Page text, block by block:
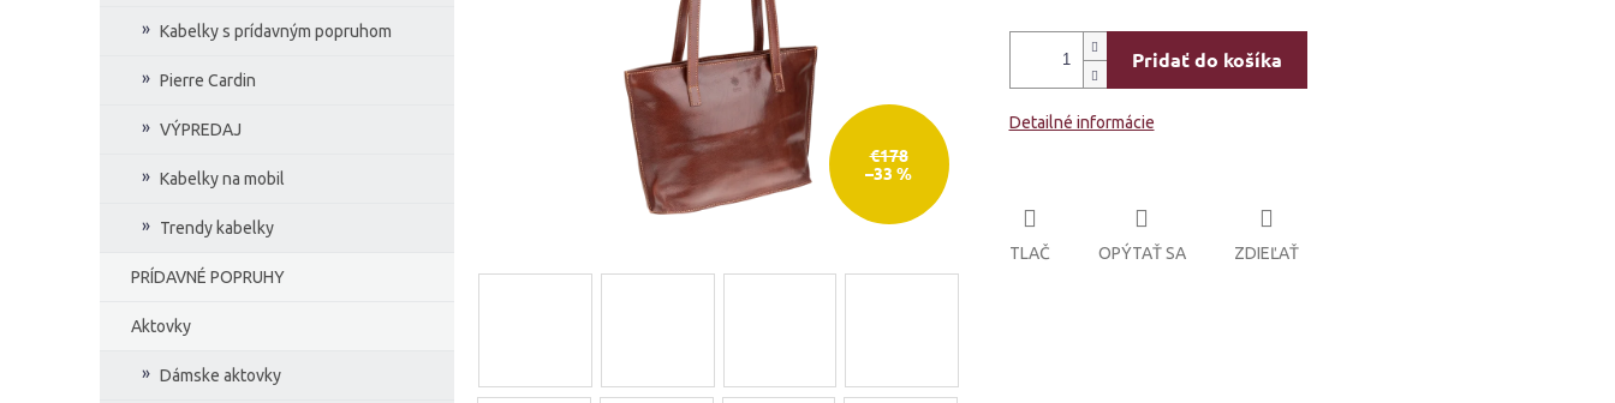
Kabelky s prídavným popruhom
Pierre Cardin
VÝPREDAJ
Kabelky na mobil
Trendy kabelky
PRÍDAVNÉ POPRUHY
Aktovky
Dámske aktovky
€178
–33 %
Pridať do košíka
Detailné informácie
TLAČ OPÝTAŤ SA ZDIEĽAŤ